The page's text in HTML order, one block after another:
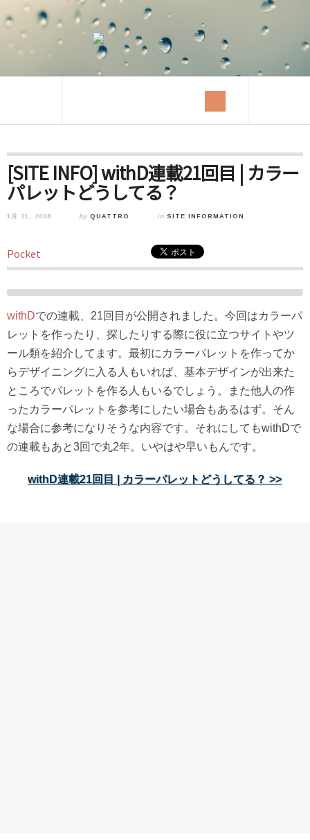
[SITE INFO] withD連載21回目 | カラー
パレットどうしてる？
1月 21, 2008 by QUATTRO in SITE INFORMATION
Pocket
withDでの連載、21回目が公開されました。今回はカラーパ
レットを作ったり、探したりする際に役に立つサイトやツ
ール類を紹介してます。最初にカラーパレットを作ってか
らデザイニングに入る人もいれば、基本デザインが出来た
ところでパレットを作る人もいるでしょう。また他人の作
ったカラーパレットを参考にしたい場合もあるはず。そん
な場合に参考になりそうな内容です。それにしてもwithDで
の連載もあと3回で丸2年。いやはや早いもんです。
withD連載21回目 | カラーパレットどうしてる？ >>